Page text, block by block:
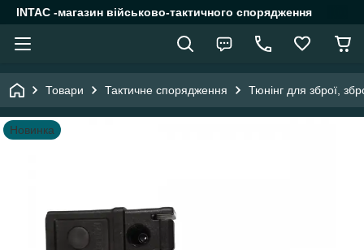
INTAC -магазин військово-тактичного спорядження
Товари Тактичне спорядження Тюнінг для зброї,
Новинка